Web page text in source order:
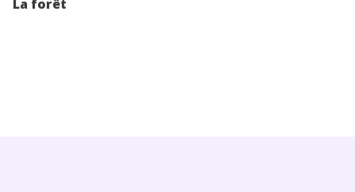
La forêt